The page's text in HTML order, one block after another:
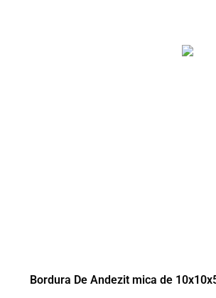
Bordura De Andezit mica de